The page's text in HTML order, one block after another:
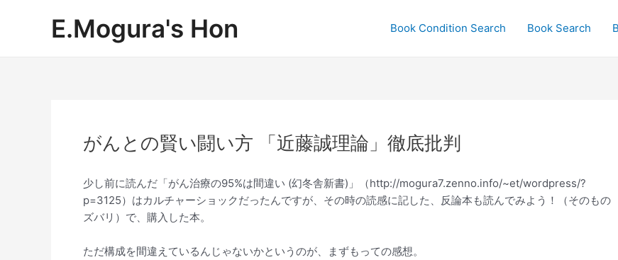
E.Mogura's Hon Book Condition Search Book Search
がんとの賢い闘い方 「近藤誠理論」徹底批判
少し前に読んだ「がん治療の95%は間違い (幻冬舎新書)」（http://mogura7.zenno.info/~et/wordpress/?
p=3125）はカルチャーショックだったんですが、その時の読感に記した、反論本も読んでみよう！（そのもの
ズバリ）で、購入した本。
ただ構成を間違えているんじゃないかというのが、まずもっての感想。
navigation